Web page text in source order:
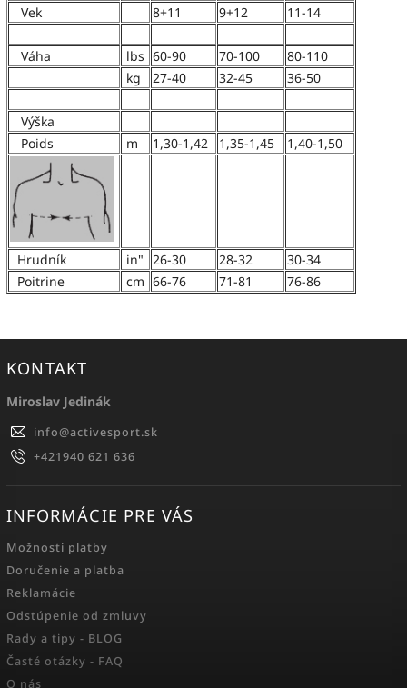
Vek
8+11 9+12 11-14
Váha lbs 60-90 70-100
80-110
kg
27-40 32-45 36-50
Výška
Poids
m 1,30-1,42 1,35-1,45 1,40-1,50
Hrudník in" 26-30 28-32
30-34
Poitrine
cm 66-76 71-81 76-86
KONTAKT
Miroslav Jedinák
info@activesport.sk
+421940 621 636
INFORMÁCIE PRE VÁS
Možnosti platby
Doručenie a platba
Reklamácie
Odstúpenie od zmluvy
Rady a tipy - BLOG
Časté otázky - FAQ
O nás